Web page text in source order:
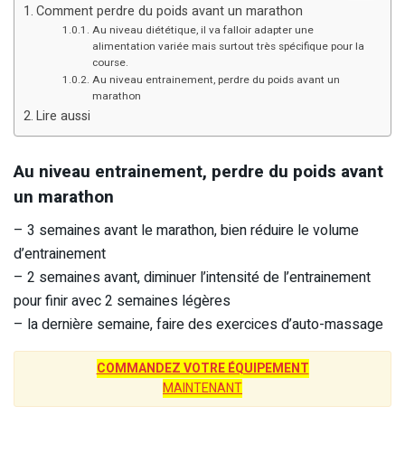
Comment perdre du poids avant un marathon
Au niveau diététique, il va falloir adapter une
alimentation variée mais surtout très spécifique pour la
course.
Au niveau entrainement, perdre du poids avant un
marathon
Lire aussi
Au niveau entrainement, perdre du poids avant
un marathon
– 3 semaines avant le marathon, bien réduire le volume
d’entrainement
– 2 semaines avant, diminuer l’intensité de l’entrainement
pour finir avec 2 semaines légères
– la dernière semaine, faire des exercices d’auto-massage
COMMANDEZ VOTRE ÉQUIPEMENT
MAINTENANT